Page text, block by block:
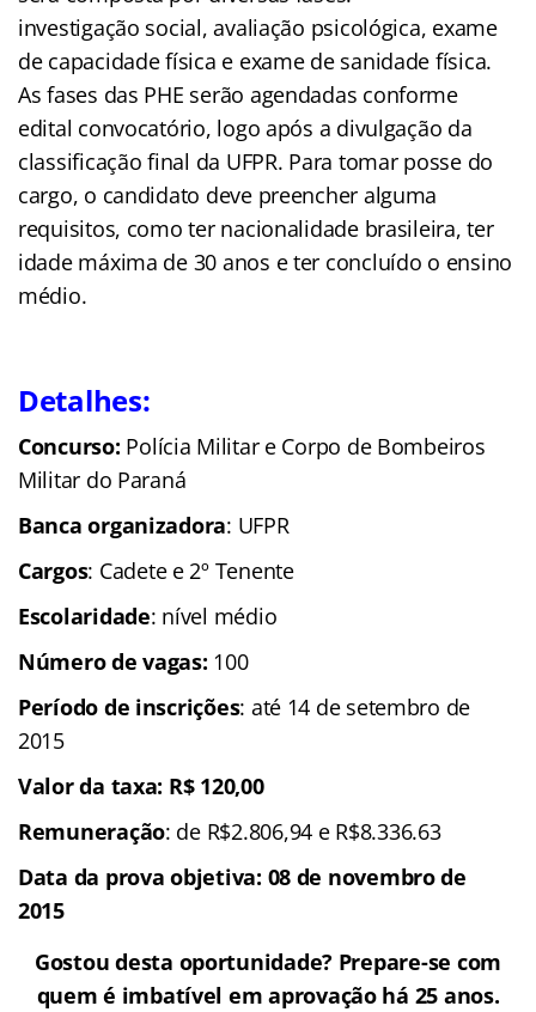
investigação social, avaliação psicológica, exame
de capacidade física e exame de sanidade física.
As fases das PHE serão agendadas conforme
edital convocatório, logo após a divulgação da
classificação final da UFPR. Para tomar posse do
cargo, o candidato deve preencher alguma
requisitos, como ter nacionalidade brasileira, ter
idade máxima de 30 anos e ter concluído o ensino
médio.
Detalhes:
Concurso: Polícia Militar e Corpo de Bombeiros
Militar do Paraná
Banca organizadora: UFPR
Cargos: Cadete e 2º Tenente
Escolaridade: nível médio
Número de vagas: 100
Período de inscrições: até 14 de setembro de
2015
Valor da taxa: R$ 120,00
Remuneração: de R$2.806,94 e R$8.336.63
Data da prova objetiva: 08 de novembro de
2015
Gostou desta oportunidade? Prepare-se com
quem é imbatível em aprovação há 25 anos.